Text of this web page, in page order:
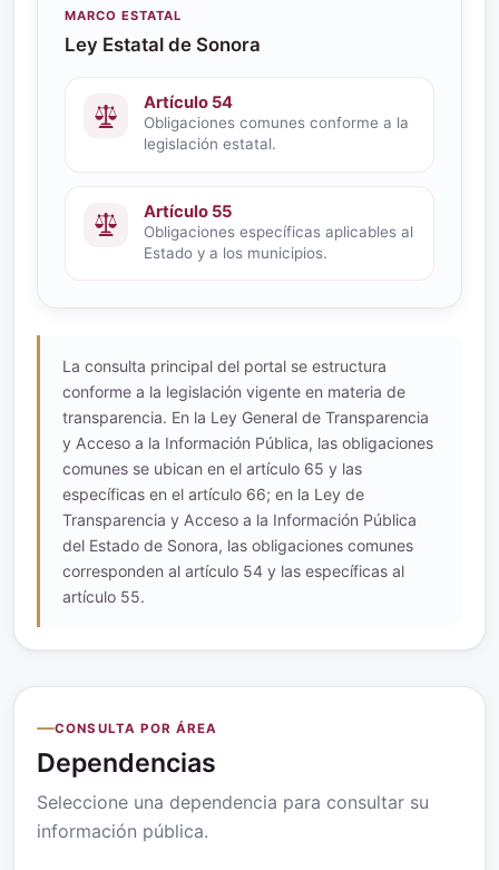
MARCO ESTATAL
Ley Estatal de Sonora
Artículo 54
Obligaciones comunes conforme a la
legislación estatal.
Artículo 55
Obligaciones específicas aplicables al
Estado y a los municipios.
La consulta principal del portal se estructura
conforme a la legislación vigente en materia de
transparencia. En la Ley General de Transparencia
y Acceso a la Información Pública, las obligaciones
comunes se ubican en el artículo 65 y las
específicas en el artículo 66; en la Ley de
Transparencia y Acceso a la Información Pública
del Estado de Sonora, las obligaciones comunes
corresponden al artículo 54 y las específicas al
artículo 55.
CONSULTA POR ÁREA
Dependencias
Seleccione una dependencia para consultar su
información pública.